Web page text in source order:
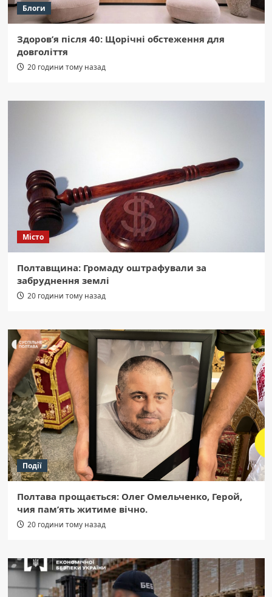
Блоги
Здоров’я після 40: Щорічні обстеження для
довголіття
20 години тому назад
Місто
Полтавщина: Громаду оштрафували за
забруднення землі
20 години тому назад
Події
Полтава прощається: Олег Омельченко, Герой,
чия пам’ять житиме вічно.
20 години тому назад